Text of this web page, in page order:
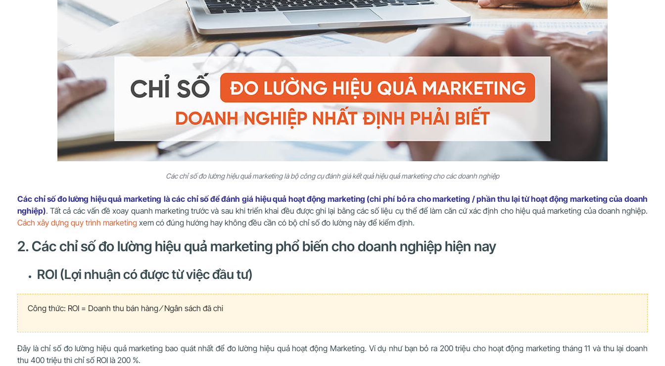
Các chỉ số đo lường hiệu quả marketing là bộ công cụ đánh giá kết quả hiệu quả marketing cho các doanh nghiệp
Các chỉ số đo lường hiệu quả marketing làcác chỉ số để đánh giá hiệu quả hoạt động marketing (chi phí bỏ ra cho marketing / phần thu lại từ hoạt động marketing của doanh
nghiệp). Tất cả các vấn đề xoay quanh marketing trước và sau khi triển khai đều được ghi lại bằng các số liệu cụ thể để làm căn cứ xác định cho hiệu quả marketing của doanh nghiệp.
Cách xây dựng quy trình marketing xem có đúng hướng hay không đều cần có bộ chỉ số đo lường này để kiểm định.
2. Các chỉ số đo lường hiệu quả marketing phổ biến cho doanh nghiệp hiện nay
ROI (Lợi nhuận có được từ việc đầu tư)
Công thức: ROI = Doanh thu bán hàng ⁄ Ngân sách đã chi
Đây là chỉ số đo lường hiệu quả marketing bao quát nhất để đo lường hiệu quả hoạt động Marketing. Ví dụ như bạn bỏ ra 200 triệu cho hoạt động marketing tháng 11 và thu lại doanh
thu 400 triệu thì chỉ số ROI là 200 %.